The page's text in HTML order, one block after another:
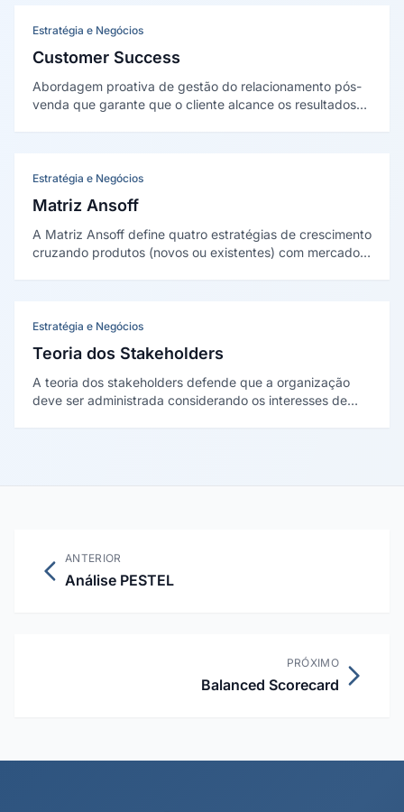
Estratégia e Negócios
Customer Success
Abordagem proativa de gestão do relacionamento pós-
venda que garante que o cliente alcance os resultados
Estratégia e Negócios
Matriz Ansoff
A Matriz Ansoff define quatro estratégias de crescimento
cruzando produtos (novos ou existentes) com mercados
Estratégia e Negócios
Teoria dos Stakeholders
A teoria dos stakeholders defende que a organização
deve ser administrada considerando os interesses de
ANTERIOR
Análise PESTEL
PRÓXIMO
Balanced Scorecard